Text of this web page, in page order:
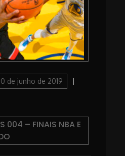
de junho de 2019
004 – FINAIS NBA E